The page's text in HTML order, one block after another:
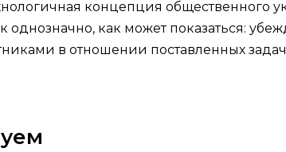
концепция общественного
как может показаться:
в отношении поставленных